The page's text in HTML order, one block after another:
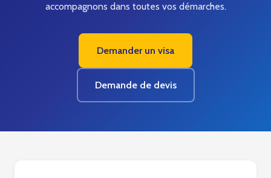
accompagnons dans toutes vos démarches.
Demander un visa
Demande de devis